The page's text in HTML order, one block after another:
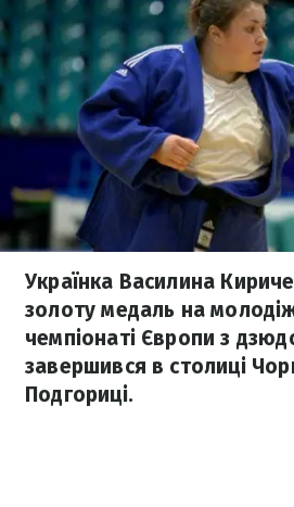
Українка Василина
золоту медаль на
чемпіонаті Європи з
завершився в столиці
Подгориці.